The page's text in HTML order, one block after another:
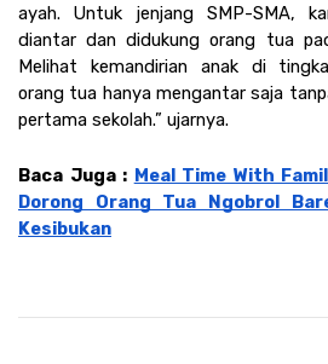
ayah. Untuk jenjang SMP-SMA,
diantar dan didukung orang tua
Melihat kemandirian anak di
orang tua hanya mengantar saja
pertama sekolah.” ujarnya.
Baca Juga : Meal Time With
Dorong Orang Tua Ngobrol
Kesibukan